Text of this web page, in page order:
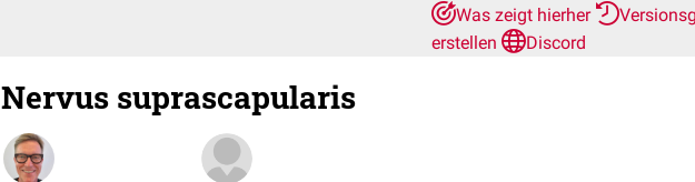
Was zeigt hierher
erstellen
Discord
Nervus suprascapularis